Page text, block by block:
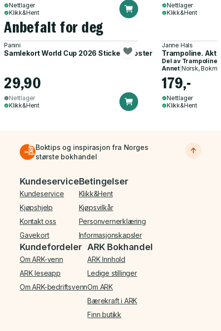
Nettlager
Klikk&Hent
Nettlager
Klikk&Hent
Anbefalt for deg
Panini
Samlekort World Cup 2026 Sticker Booster
29,90
Nettlager
Klikk&Hent
Janne Hals
Trampoline.
Del av Trampoline
Annet| Norsk,
179,-
Nettlager
Klikk&Hent
Boktips og inspirasjon fra Norges
største bokhandel
Bunnmeny
Kundeservice
Kundeservice
Kjøpshjelp
Kontakt oss
Gavekort
Betingelser
Klikk&Hent
Kjøpsvilkår
Personvernerklæring
Informasjonskapsler
Kundefordeler
Om ARK-venn
ARK leseapp
Om ARK-bedriftsvenn
ARK Bokhandel
ARK Innhold
Ledige stillinger
Om ARK
Bærekraft i ARK
Finn butikk